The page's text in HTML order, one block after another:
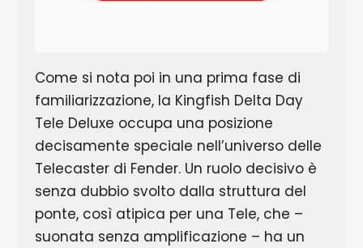
Come si nota poi in una prima fase di
familiarizzazione, la Kingfish Delta Day
Tele Deluxe occupa una posizione
decisamente speciale nell’universo delle
Telecaster di Fender. Un ruolo decisivo è
senza dubbio svolto dalla struttura del
ponte, così atipica per una Tele, che –
suonata senza amplificazione – ha un